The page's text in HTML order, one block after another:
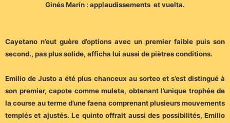
Ginés Marín : applaudissements et vuelta.
Cayetano n’eut guère d’options avec un premier faible puis son
second., pas plus solide, afficha lui aussi de piètres conditions.
Emilio de Justo a été plus chanceux au sorteo et s’est distingué à
son premier, capote comme muleta, obtenant l’unique trophée de
la course au terme d’une faena comprenant plusieurs mouvements
templés et ajustés. Le quinto offrait aussi des possibilités, Emilio